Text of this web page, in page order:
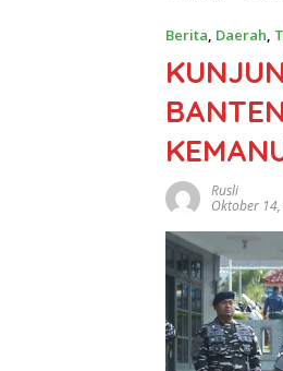
Berita, Daerah,
Rusli
Oktober